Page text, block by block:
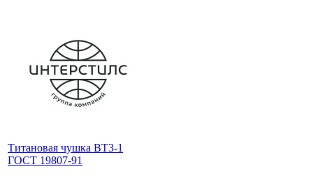
Титановая чушка ВТ3-1
ГОСТ 19807-91